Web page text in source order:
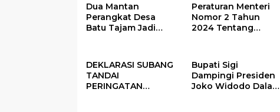
Dua Mantan
Perangkat Desa
Batu Tajam Jadi
Juta
Peraturan Menteri
Nomor 2 Tahun
2024 Tentang
Fokus Penggunaan
Dana Desa Tahun
2025
DEKLARASI SUBANG
TANDAI
PERINGATAN
Bupati Sigi
Dampingi Presiden
Joko Widodo Dalam